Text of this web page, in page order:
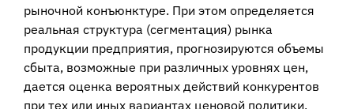
рыночной конъюнктуре. При этом определяется
реальная структура (сегментация) рынка
продукции предприятия, прогнозируются объемы
сбыта, возможные при различных уровнях цен,
дается оценка вероятных действий конкурентов
при тех или иных вариантах ценовой политики,